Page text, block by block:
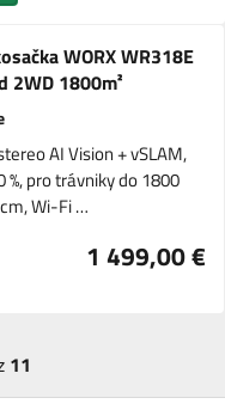
WORX WR318E
2WD 1800m²
AI Vision + vSLAM,
%, pro trávniky do 1800
Wi-Fi …
1 499,00 €
11